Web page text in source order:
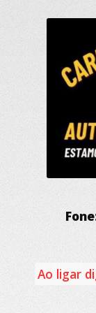
Ao ligar